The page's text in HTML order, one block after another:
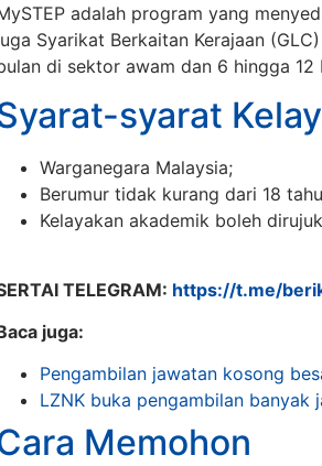
adalah program yang
Syarikat Berkaitan Kerajaan
di sektor awam dan 6 hingga 12
syarat
Warganegara Malaysia;
Berumur tidak kurang dari 18
Kelayakan akademik boleh
TELEGRAM: https://t.me/
juga:
Pengambilan jawatan kosong
LZNK buka pengambilan banyak
Memohon